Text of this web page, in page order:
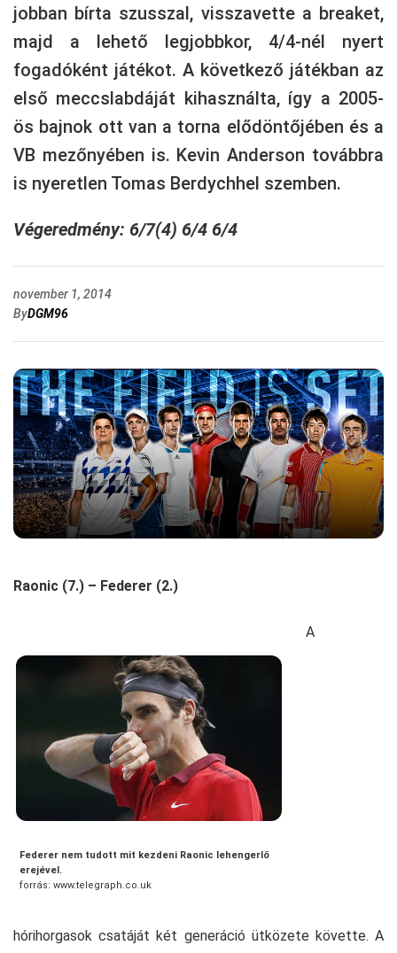
jobban bírta szusszal, visszavette a breaket,
majd a lehető legjobbkor, 4/4-nél nyert
fogadóként játékot. A következő játékban az
első meccslabdáját kihasználta, így a 2005-
ös bajnok ott van a torna elődöntőjében és a
VB mezőnyében is. Kevin Anderson továbbra
is nyeretlen Tomas Berdychhel szemben.
Végeredmény: 6/7(4) 6/4 6/4
november 1, 2014
ByDGM96
Raonic (7.) – Federer (2.)
Federer nem tudott mit kezdeni Raonic lehengerlő
erejével.
forrás: www.telegraph.co.uk
A
hórihorgasok csatáját két generáció ütközete követte. A